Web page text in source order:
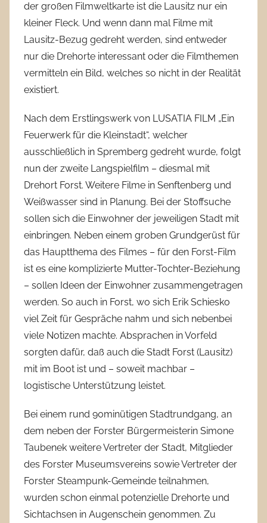
der großen Filmweltkarte ist die Lausitz nur ein
kleiner Fleck. Und wenn dann mal Filme mit
Lausitz-Bezug gedreht werden, sind entweder
nur die Drehorte interessant oder die Filmthemen
vermitteln ein Bild, welches so nicht in der Realität
existiert.
Nach dem Erstlingswerk von LUSATIA FILM „Ein
Feuerwerk für die Kleinstadt“, welcher
ausschließlich in Spremberg gedreht wurde, folgt
nun der zweite Langspielfilm – diesmal mit
Drehort Forst. Weitere Filme in Senftenberg und
Weißwasser sind in Planung. Bei der Stoffsuche
sollen sich die Einwohner der jeweiligen Stadt mit
einbringen. Neben einem groben Grundgerüst für
das Hauptthema des Filmes – für den Forst-Film
ist es eine komplizierte Mutter-Tochter-Beziehung
– sollen Ideen der Einwohner zusammengetragen
werden. So auch in Forst, wo sich Erik Schiesko
viel Zeit für Gespräche nahm und sich nebenbei
viele Notizen machte. Absprachen in Vorfeld
sorgten dafür, daß auch die Stadt Forst (Lausitz)
mit im Boot ist und – soweit machbar –
logistische Unterstützung leistet.
Bei einem rund 90minütigen Stadtrundgang, an
dem neben der Forster Bürgermeisterin Simone
Taubenek weitere Vertreter der Stadt, Mitglieder
des Forster Museumsvereins sowie Vertreter der
Forster Steampunk-Gemeinde teilnahmen,
wurden schon einmal potenzielle Drehorte und
Sichtachsen in Augenschein genommen. Zu